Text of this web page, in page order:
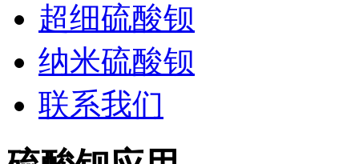
超细硫酸钡
纳米硫酸钡
联系我们